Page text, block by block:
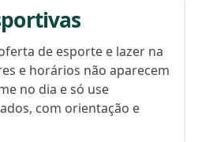
de esporte e lazer na
e horários não aparecem
no dia e só use
com orientação e